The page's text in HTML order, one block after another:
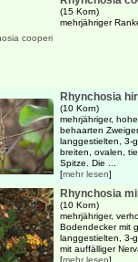
(15 Korn)
mehrjähriger
Rhynchosia
(10 Korn)
mehrjähriger,
behaarten
langgestielten, 3-
breiten, ovalen,
Spitze. Die ...
[mehr lesen]
Rhynchosia
(10 Korn)
mehrjähriger,
Bodendecker mit
langgestielten, 3-
mit auffälliger
[mehr lesen]